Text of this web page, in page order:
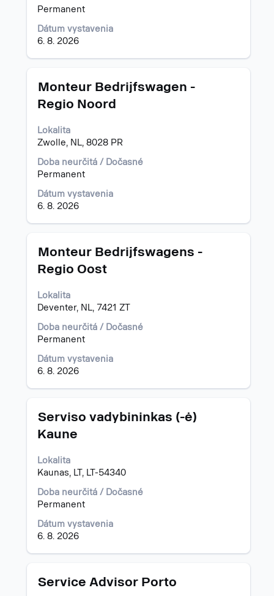
Permanent
Dátum vystavenia
6. 8. 2026
o
pozícii.
Názov
Monteur Bedrijfswagen -
Regio Noord
Lokalita
Zwolle, NL, 8028 PR
Doba neurčitá / Dočasné
Permanent
Dátum vystavenia
6. 8. 2026
Stlačte
na
celého
obsahu
informácií
o
pozícii.
Názov
Monteur Bedrijfswagens -
Regio Oost
Lokalita
Deventer, NL, 7421 ZT
Doba neurčitá / Dočasné
Permanent
Dátum vystavenia
6. 8. 2026
Stlačte
na
celého
obsahu
informácií
o
pozícii.
Názov
Serviso vadybininkas (-ė)
Kaune
Lokalita
Kaunas, LT, LT-54340
Doba neurčitá / Dočasné
Permanent
Dátum vystavenia
6. 8. 2026
Stlačte
na
celého
obsahu
informácií
o
pozícii.
Názov
Service Advisor Porto
Stlačte